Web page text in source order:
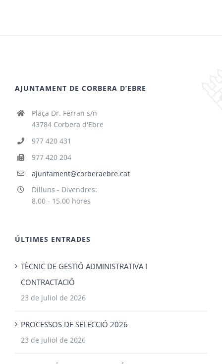
AJUNTAMENT DE CORBERA D’EBRE
Plaça Dr. Ferran s/n
43784 Corbera d'Ebre
977 420 431
977 420 204
ajuntament@corberaebre.cat
Dilluns - Divendres:
8.00 - 15.00 hores
ÚLTIMES ENTRADES
TÈCNIC DE GESTIÓ ADMINISTRATIVA I
CONTRACTACIÓ
23 de juliol de 2026
PROCESSOS DE SELECCIÓ 2026
23 de juliol de 2026